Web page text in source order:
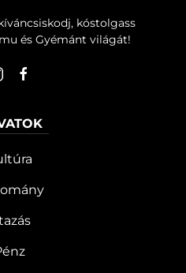
kóstolgass
és Gyémánt világát!